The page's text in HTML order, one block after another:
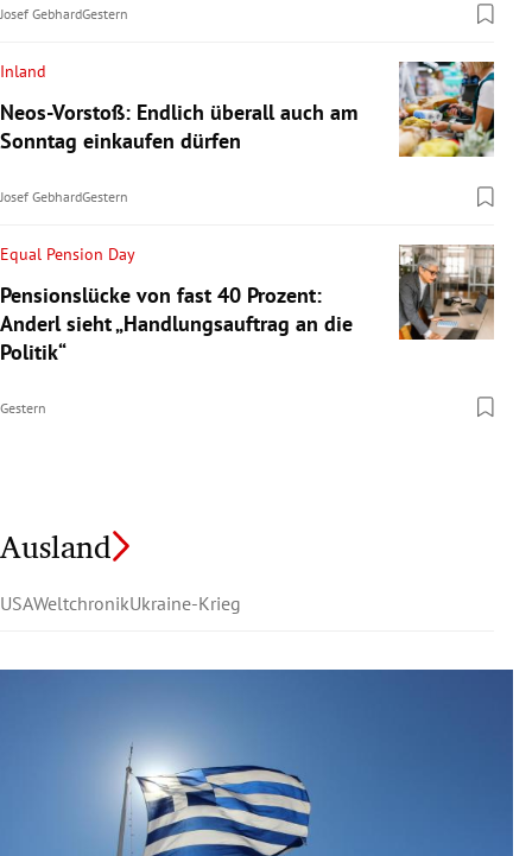
Josef GebhardGestern
Inland
Neos-Vorstoß: Endlich überall auch am
Sonntag einkaufen dürfen
Josef GebhardGestern
Equal Pension Day
Pensionslücke von fast 40 Prozent:
Anderl sieht „Handlungsauftrag an die
Politik“
Gestern
Ausland
USAWeltchronikUkraine-Krieg